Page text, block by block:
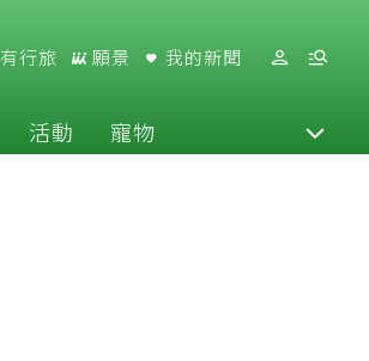
有行旅 願景 我的新聞
活動 寵物